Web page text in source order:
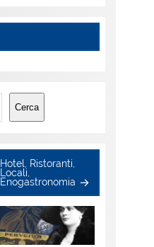
Cerca
Hotel, Ristoranti,
Locali,
Enogastronomia